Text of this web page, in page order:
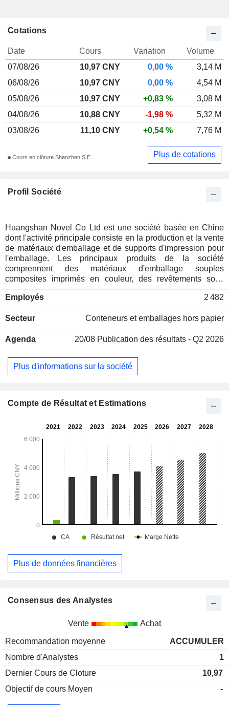
Profil Société
Huangshan Novel Co Ltd est une société basée en Chine
dont l'activité principale consiste en la production et la vente
de matériaux d'emballage et de supports d'impression pour
l'emballage. Les principaux produits de la société
comprennent des matériaux d'emballage souples
composites imprimés en couleur, des revêtements sous
composites à base de papier, de nouveaux matériaux
des encres, des produits chimiques de spécialité et autres.
l'emballage et la protection de denrées alimentaires, de
médicale, de textiles, de produits électroniques et d'autres
produits. La société exerce ses activités principalement sur
Employés 2 482
Secteur Conteneurs et emballages hors papier
Agenda 20/08 Publication des résultats - Q2 2026
Plus d'informations sur la société
Cotations
Date Cours Variation
Volume
07/08/26
10,97 CNY 0,00 %
3,14 M
06/08/26
10,97 CNY 0,00 %
4,54 M
05/08/26
10,97 CNY +0,83 %
3,08 M
04/08/26
10,88 CNY -1,98 %
5,32 M
03/08/26
11,10 CNY +0,54 % 7,76 M
Cours en clôture Shenzhen S.E. Plus de cotations
Compte de Résultat et Estimations
Plus de données financières
Consensus des Analystes
Vente Achat
Recommandation moyenne
ACCUMULER
Nombre d'Analystes
1
Dernier Cours de Cloture
10,97
Objectif de cours Moyen
-